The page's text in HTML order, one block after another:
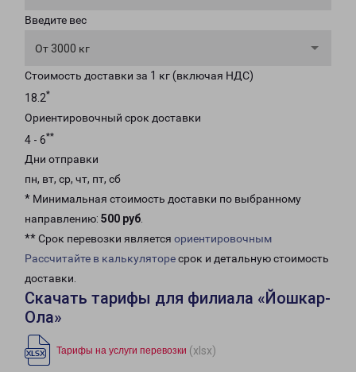
Введите вес
От 3000 кг
Стоимость доставки за 1 кг (включая НДС)
18.2*
Ориентировочный срок доставки
4 - 6**
Дни отправки
пн, вт, ср, чт, пт, сб
* Минимальная стоимость доставки по выбранному
направлению: 500 руб.
** Срок перевозки является ориентировочным
Рассчитайте в калькуляторесрок и детальную стоимость
доставки.
Скачать тарифы для филиала «Йошкар-
Ола»
Тарифы на услуги перевозки (xlsx)